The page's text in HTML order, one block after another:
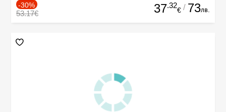
-30%
53.17€ 37.32
€ / 73лв.